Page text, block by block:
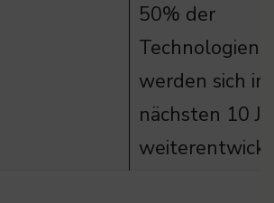
50% der
Technologien
werden sich in
nächsten 10